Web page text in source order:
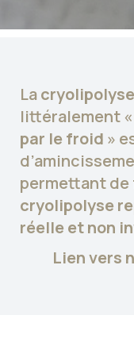
Lacryolipolyse
littéralement «
par le froid »
permettant
cryolipolyse
réelle et non
Lien vers